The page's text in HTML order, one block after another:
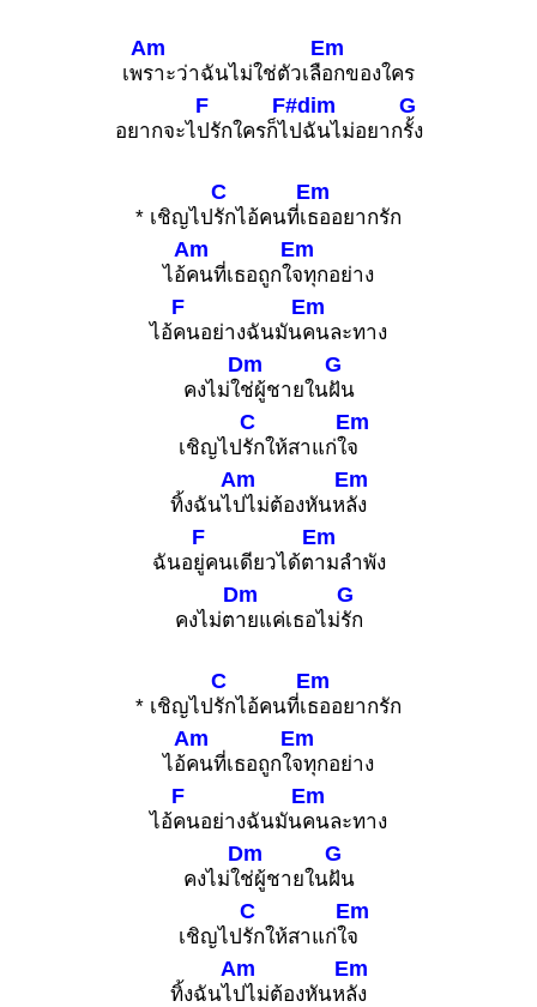
เพ
Am
ราะว่าฉันไม่ใช่ตัวเลื
Em
อกของใคร
อยากจะไ
F
ปรักใครก็ไ
F#dim
ปฉันไม่อยาก
G
รั้ง
* เชิญไป
C
รักไอ้คนที่เ
Em
ธออยากรัก
ไอ้
Am
คนที่เธอถูกใ
Em
จทุกอย่าง
ไอ้
F
คนอย่างฉันมัน
Em
คนละทาง
คงไม่ใ
Dm
ช่ผู้ชายใน
G
ฝัน
เชิญไป
C
รักให้สาแก่ใ
Em
จ
ทิ้งฉันไ
Am
ปไม่ต้องหันห
Em
ลัง
ฉันอ
F
ยู่คนเดียวได้ต
Em
ามลำพัง
คงไม่ต
Dm
ายแค่เธอไม่
G
รัก
* เชิญไป
C
รักไอ้คนที่เ
Em
ธออยากรัก
ไอ้
Am
คนที่เธอถูกใ
Em
จทุกอย่าง
ไอ้
F
คนอย่างฉันมัน
Em
คนละทาง
คงไม่ใ
Dm
ช่ผู้ชายใน
G
ฝัน
เชิญไป
C
รักให้สาแก่ใ
Em
จ
ทิ้งฉันไ
Am
ปไม่ต้องหันห
Em
ลัง